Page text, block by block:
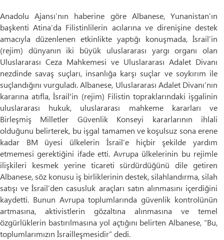
Anadolu Ajansı’nın haberine göre Albanese, Yunanistan’ın
başkenti Atina’da Filistinlilerin acılarına ve direnişine destek
amacıyla düzenlenen etkinlikte yaptığı konuşmada, İsrail’in
(rejim) dünyanın iki büyük uluslararası yargı organı olan
Uluslararası Ceza Mahkemesi ve Uluslararası Adalet Divanı
nezdinde savaş suçları, insanlığa karşı suçlar ve soykırım ile
suçlandığını vurguladı. Albanese, Uluslararası Adalet Divanı’nın
kararına atıfla, İsrail'in (rejim) Filistin topraklarındaki işgalinin
uluslararası hukuk, uluslararası mahkeme kararları ve
Birleşmiş Milletler Güvenlik Konseyi kararlarının ihlali
olduğunu belirterek, bu işgal tamamen ve koşulsuz sona erene
kadar BM üyesi ülkelerin İsrail’e hiçbir şekilde yardım
etmemesi gerektiğini ifade etti. Avrupa ülkelerinin bu rejimle
ilişkileri kesmek yerine ticareti sürdürdüğünü dile getiren
Albanese, söz konusu iş birliklerinin destek, silahlandırma, silah
satışı ve İsrail’den casusluk araçları satın alınmasını içerdiğini
kaydetti. Bunun Avrupa toplumlarında güvenlik kontrolünün
artmasına, aktivistlerin gözaltına alınmasına ve temel
özgürlüklerin bastırılmasına yol açtığını belirten Albanese, “Bu,
toplumlarımızın İsrailleşmesidir” dedi.